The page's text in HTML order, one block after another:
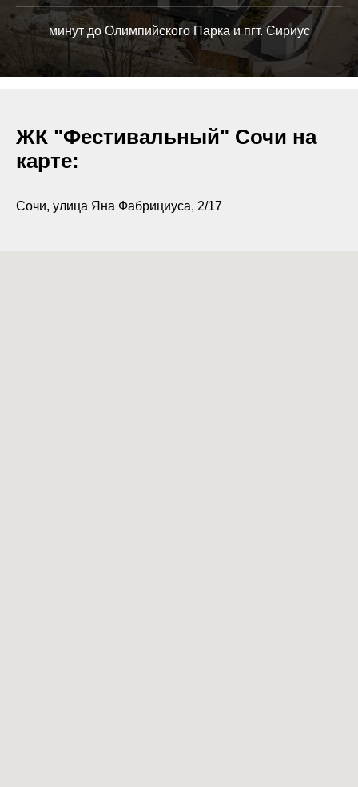
минут до Олимпийского Парка и пгт. Сириус
ЖК "Фестивальный" Сочи на
карте:
Сочи, улица Яна Фабрициуса, 2/17